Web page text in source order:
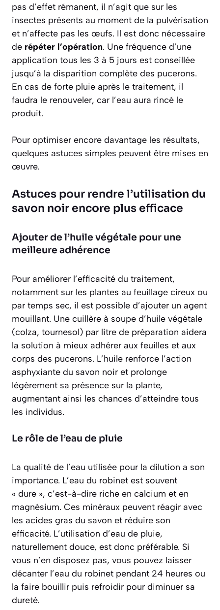
pas d’effet rémanent, il n’agit que sur les
insectes présents au moment de la pulvérisation
et n’affecte pas les œufs. Il est donc nécessaire
de répéter l’opération. Une fréquence d’une
application tous les 3 à 5 jours est conseillée
jusqu’à la disparition complète des pucerons.
En cas de forte pluie après le traitement, il
faudra le renouveler, car l’eau aura rincé le
produit.
Pour optimiser encore davantage les résultats,
quelques astuces simples peuvent être mises en
œuvre.
Astuces pour rendre l’utilisation du
savon noir encore plus efficace
Ajouter de l’huile végétale pour une
meilleure adhérence
Pour améliorer l’efficacité du traitement,
notamment sur les plantes au feuillage cireux ou
par temps sec, il est possible d’ajouter un agent
mouillant. Une cuillère à soupe d’huile végétale
(colza, tournesol) par litre de préparation aidera
la solution à mieux adhérer aux feuilles et aux
corps des pucerons. L’huile renforce l’action
asphyxiante du savon noir et prolonge
légèrement sa présence sur la plante,
augmentant ainsi les chances d’atteindre tous
les individus.
Le rôle de l’eau de pluie
La qualité de l’eau utilisée pour la dilution a son
importance. L’eau du robinet est souvent
« dure », c’est-à-dire riche en calcium et en
magnésium. Ces minéraux peuvent réagir avec
les acides gras du savon et réduire son
efficacité. L’utilisation d’eau de pluie,
naturellement douce, est donc préférable. Si
vous n’en disposez pas, vous pouvez laisser
décanter l’eau du robinet pendant 24 heures ou
la faire bouillir puis refroidir pour diminuer sa
dureté.